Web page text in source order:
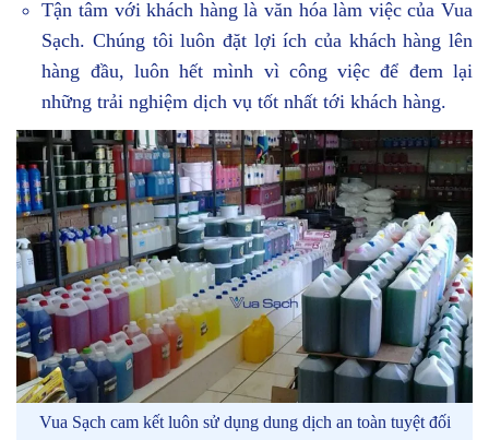
Tận tâm với khách hàng là văn hóa làm việc của Vua
Sạch. Chúng tôi luôn đặt lợi ích của khách hàng lên
hàng đầu, luôn hết mình vì công việc để đem lại
những trải nghiệm dịch vụ tốt nhất tới khách hàng.
Vua Sạch cam kết luôn sử dụng dung dịch an toàn tuyệt đối